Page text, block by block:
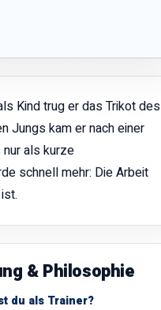
Kind trug er das Trikot des
Jungs kam er nach einer
als kurze
schnell mehr: Die Arbeit
& Philosophie
du als Trainer?